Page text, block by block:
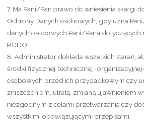
7. Ma Pani/Pan prawo do wniesienia skargi
Ochrony Danych osobowych, gdy uzna
danych osobowych Pani/Pana dotyczących
RODO.
8. Administrator dokłada wszelkich starań,
środki fizycznej, technicznej i
osobowych przed ich przypadkowym czy
zniszczeniem, utratą, zmianą ujawnieniem
niezgodnym z celami przetwarzania czy
wszystkimi obowiązującymi przepisami.